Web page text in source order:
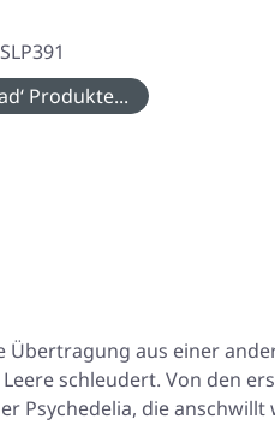
Produkte...
Übertragung aus einer
schleudert. Von den
Psychedelia, die anschwillt